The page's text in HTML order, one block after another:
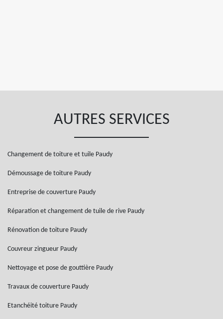
AUTRES SERVICES
Changement de toiture et tuile Paudy
Démoussage de toiture Paudy
Entreprise de couverture Paudy
Réparation et changement de tuile de rive Paudy
Rénovation de toiture Paudy
Couvreur zingueur Paudy
Nettoyage et pose de gouttière Paudy
Travaux de couverture Paudy
Etanchéité toiture Paudy